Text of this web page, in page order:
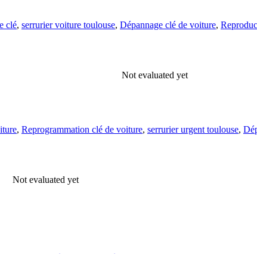
clé, serrurier voiture toulouse, Dépannage clé de voiture,
Not evaluated yet
, Reprogrammation clé de voiture, serrurier urgent toulouse,
Not evaluated yet